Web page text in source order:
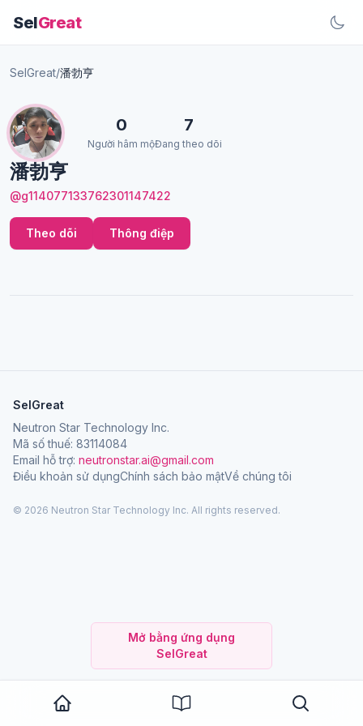
SelGreat
Mở bằng ứng dụng
SelGreat
SelGreat/潘勃亨
潘勃亨
@g114077133762301147422
0
Người hâm mộ
7
Đang theo dõi
Theo dõi Thông điệp
SelGreat
Neutron Star Technology Inc.
Mã số thuế: 83114084
Email hỗ trợ: neutronstar.ai@gmail.com
Điều khoản sử dụngChính sách bảo mậtVề chúng tôi
© 2026 Neutron Star Technology Inc. All rights reserved.